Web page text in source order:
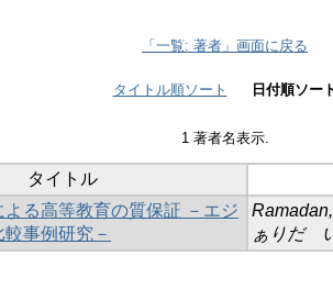
「一覧: 著者」画面に戻る
タイトル順ソート 日付順ソー
1 著者名表示.
タイトル
る高等教育の質保証 －エジ
事例研究－
ぁりだ